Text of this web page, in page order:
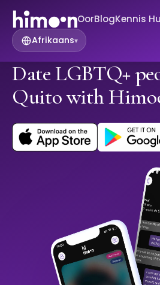
OorBlogKennis
Afrikaans▾
Date LGBTQ+
Quito with